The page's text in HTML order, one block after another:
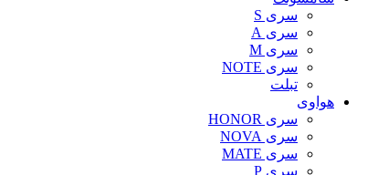
سری S
سری A
سری M
سری NOTE
تبلت
هواوی
سری HONOR
سری NOVA
سری MATE
سری P